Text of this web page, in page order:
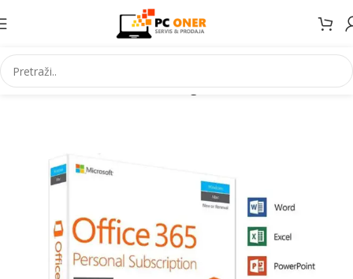
Početna Informatika Racunari Digitalni kodovi